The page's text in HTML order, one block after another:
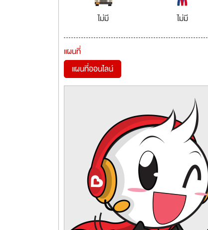
ไม่มี ไม่มี
แผนที่
แผนที่ออนไลน์